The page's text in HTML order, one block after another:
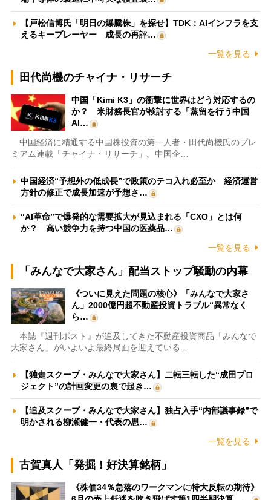
【戸松信博氏「明日の爆騰株」を探せ】TDK：AIインフラを支
えるキープレーヤー 成長の再評…
一覧を見る
田代尚機のチャイナ・リサーチ
中国「Kimi K3」の衝撃に世界はどう対応するの
か？ 米財務長官が検討する「蒸留を行う中国
AI…
中国経済に精通する中国株投資の第一人者・田代尚機氏のプレ
ミアム連載「チャイナ・リサーチ」。中国企…
中国経済“予想外の低成長”で政策のテコ入れ必至か 経済運営
方針の修正で成長加速が予想さ…
“AI革命”で爆発的な需要拡大が見込まれる「CXO」とは何
か？ 高い競争力を持つ中国の医薬品…
一覧を見る
「みんなで大家さん」配当ストップ騒動の内幕
《ついに見えた問題の核心》「みんなで大家さ
ん」2000億円超不動産投資トラブル“異常なく
ら…
本誌『週刊ポスト』が追及してきた不動産投資商品「みんなで
大家さん」がいよいよ最終局面を迎えている…
【独走スクープ・みんなで大家さん】二転三転した“成田プロ
ジェクト”の計画変更の裏で起き…
【追及スクープ・みんなで大家さん】独占入手“内部議事録”で
明かされる柳瀬健一・代表の思…
一覧を見る
古賀真人「発掘！好決算銘柄」
《株価34％急落のワークマンに特大反転の期待》